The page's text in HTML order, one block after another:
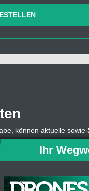
können aktuelle sowie
sich dazu lediglich
die Abonummer
weiterhin
Ihr